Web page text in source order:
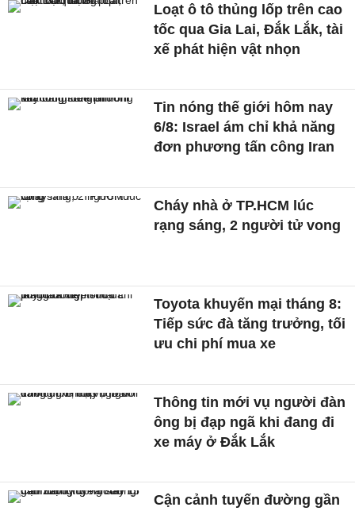
Loạt ô tô thủng lốp trên cao
tốc qua Gia Lai, Đắk Lắk, tài
xế phát hiện vật nhọn
Tin nóng thế giới hôm nay
6/8: Israel ám chỉ khả năng
đơn phương tấn công Iran
Cháy nhà ở TP.HCM lúc
rạng sáng, 2 người tử vong
Toyota khuyến mại tháng 8:
Tiếp sức đà tăng trưởng, tối
ưu chi phí mua xe
Thông tin mới vụ người đàn
ông bị đạp ngã khi đang đi
xe máy ở Đắk Lắk
Cận cảnh tuyến đường gần